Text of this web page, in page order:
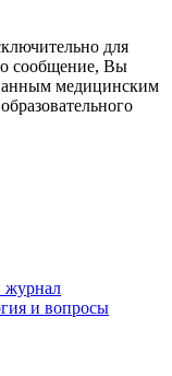
для
сообщение, Вы
медицинским
журнал
и вопросы